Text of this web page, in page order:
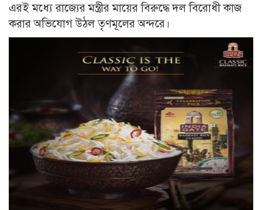
এরই মধ্যে রাজ্যের মন্ত্রীর মায়ের বিরুদ্ধে দল বিরোধী কাজ
করার অভিযোগ উঠল তৃণমূলের অন্দরে।